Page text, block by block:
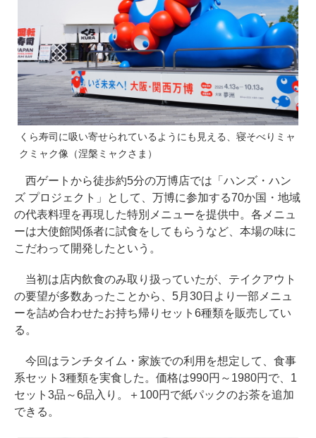
くら寿司に吸い寄せられているようにも見える、寝そべりミャ
クミャク像（涅槃ミャクさま）
西ゲートから徒歩約5分の万博店では「ハンズ・ハン
ズ プロジェクト」として、万博に参加する70か国・地域
の代表料理を再現した特別メニューを提供中。各メニュ
ーは大使館関係者に試食をしてもらうなど、本場の味に
こだわって開発したという。
当初は店内飲食のみ取り扱っていたが、テイクアウト
の要望が多数あったことから、5月30日より一部メニュ
ーを詰め合わせたお持ち帰りセット6種類を販売してい
る。
今回はランチタイム・家族での利用を想定して、食事
系セット3種類を実食した。価格は990円～1980円で、1
セット3品～6品入り。＋100円で紙パックのお茶を追加
できる。